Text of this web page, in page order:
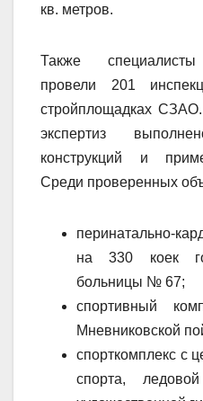
кв. метров.
Также специалисты
провели 201
стройплощадках
экспертиз
конструкций и
Среди проверенных
перинатально-
на 330 коек
больницы № 67;
спортивный
Мневниковской
спорткомплекс с
спорта,